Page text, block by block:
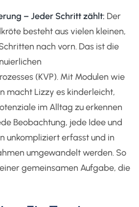
– Jeder Schritt zählt: Der
besteht aus vielen kleinen,
nach vorn. Das ist die
(KVP). Mit Modulen wie
macht Lizzy es kinderleicht,
im Alltag zu erkennen
Beobachtung, jede Idee und
unkompliziert erfasst und in
umgewandelt werden. So
gemeinsamen Aufgabe, die